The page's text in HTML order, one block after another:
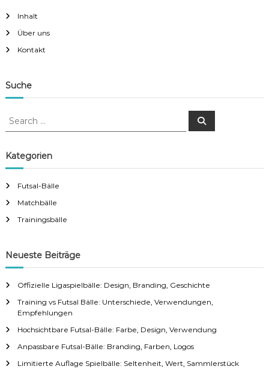
Inhalt
Über uns
Kontakt
Suche
S
r
c
f
o
r
S
Kategorien
Futsal-Bälle
Matchbälle
Trainingsbälle
Neueste Beiträge
Offizielle Ligaspielbälle: Design, Branding, Geschichte
Training vs Futsal Bälle: Unterschiede, Verwendungen,
Empfehlungen
Hochsichtbare Futsal-Bälle: Farbe, Design, Verwendung
Anpassbare Futsal-Bälle: Branding, Farben, Logos
Limitierte Auflage Spielbälle: Seltenheit, Wert, Sammlerstück